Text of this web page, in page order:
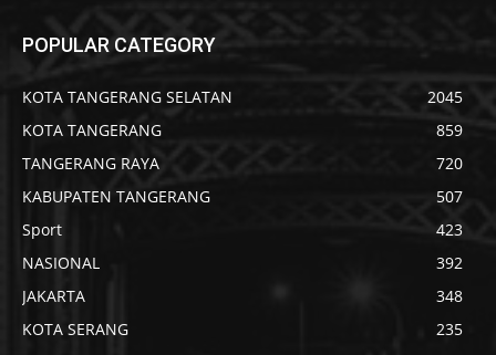
POPULAR CATEGORY
KOTA TANGERANG SELATAN
2045
KOTA TANGERANG
859
TANGERANG RAYA
720
KABUPATEN TANGERANG
507
Sport
423
NASIONAL
392
JAKARTA
348
KOTA SERANG
235